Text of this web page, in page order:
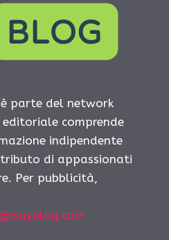
parte del network
comprende
indipendente
di appassionati
Per pubblicità,